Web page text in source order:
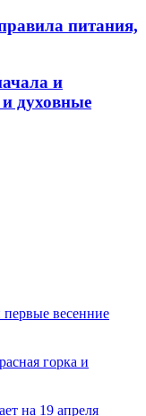
питания,
и
духовные
первые весенние
горка и
на 19 апреля